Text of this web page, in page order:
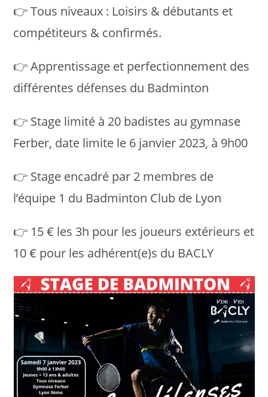
👉 Tous niveaux : Loisirs & débutants et
compétiteurs & confirmés.
👉 Apprentissage et perfectionnement des
différentes défenses du Badminton
👉 Stage limité à 20 badistes au gymnase
Ferber, date limite le 6 janvier 2023, à 9h00
👉 Stage encadré par 2 membres de
l’équipe 1 du Badminton Club de Lyon
👉 15 € les 3h pour les joueurs extérieurs et
10 € pour les adhérent(e)s du BACLY